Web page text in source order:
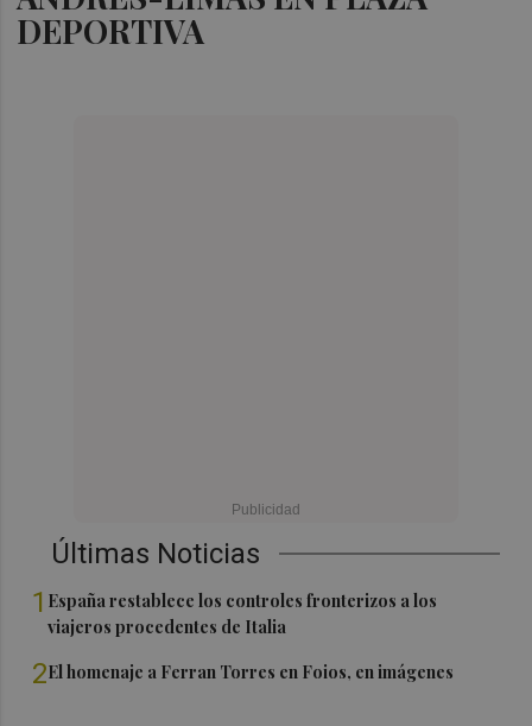
DEPORTIVA
Últimas Noticias
1 España restablece los controles fronterizos a los
viajeros procedentes de Italia
2El homenaje a Ferran Torres en Foios, en imágenes